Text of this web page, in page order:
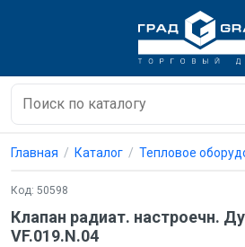
Главная Каталог Тепловое
Код: 50598
Клапан радиат. настроечн.
VF.019.N.04